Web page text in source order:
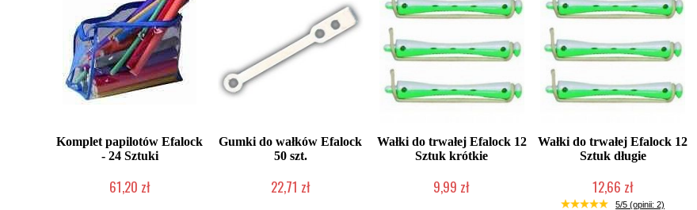
Komplet papilotów Efalock
- 24 Sztuki
61,20 zł
Gumki do wałków Efalock
50 szt.
22,71 zł
Wałki do trwałej Efalock 12
Sztuk krótkie
9,99 zł
Wałki do trwałej Efalock 12
Sztuk długie
12,66 zł
Duża ilość (wysyłka w 24h)
5/5 (opinii: 2)